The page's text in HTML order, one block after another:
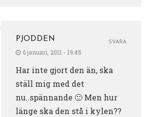
PJODDEN
6 januari, 2011 - 19:45
Har inte gjort den än, ska
ställ mig med det
nu..spännande 🙂 Men hur
länge ska den stå i kylen??
SVARA